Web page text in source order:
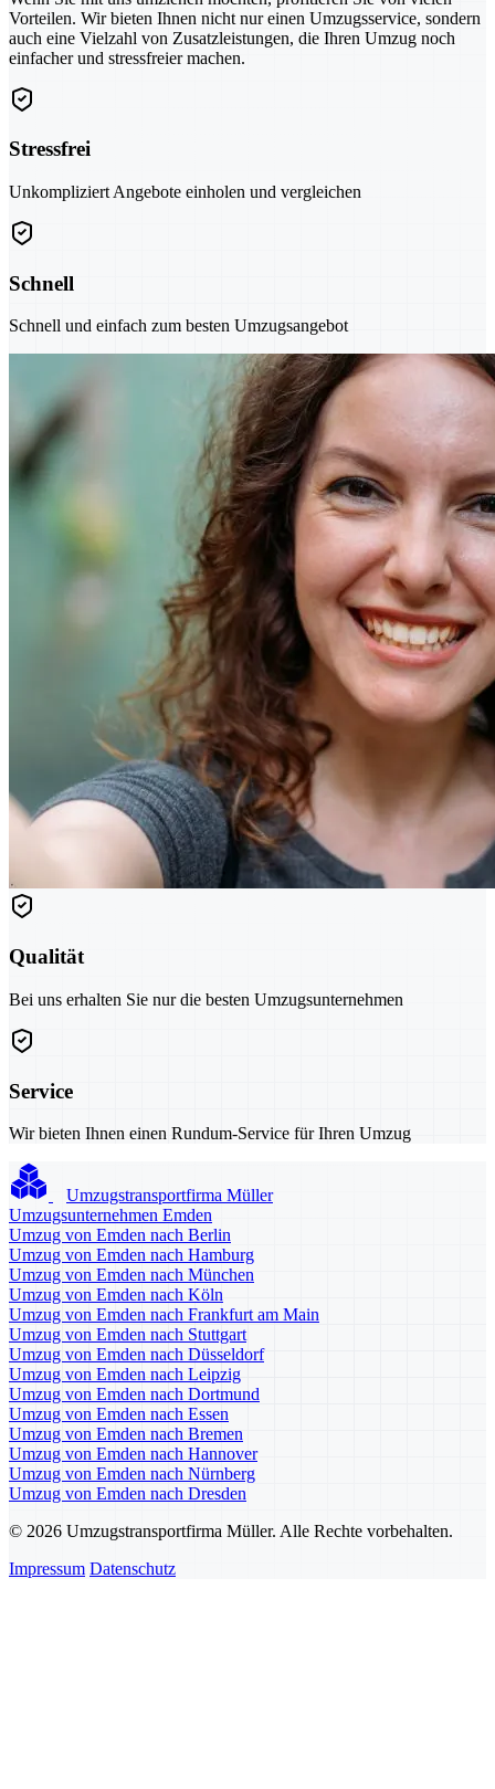
Vorteilen. Wir bieten Ihnen nicht nur einen Umzugsservice, sondern
auch eine Vielzahl von Zusatzleistungen, die Ihren Umzug noch
einfacher und stressfreier machen.
Stressfrei
Unkompliziert Angebote einholen und vergleichen
Schnell
Schnell und einfach zum besten Umzugsangebot
Qualität
Bei uns erhalten Sie nur die besten Umzugsunternehmen
Service
Wir bieten Ihnen einen Rundum-Service für Ihren Umzug
Umzugstransportfirma Müller
Umzugsunternehmen Emden
Umzug von Emden nach Berlin
Umzug von Emden nach Hamburg
Umzug von Emden nach München
Umzug von Emden nach Köln
Umzug von Emden nach Frankfurt am Main
Umzug von Emden nach Stuttgart
Umzug von Emden nach Düsseldorf
Umzug von Emden nach Leipzig
Umzug von Emden nach Dortmund
Umzug von Emden nach Essen
Umzug von Emden nach Bremen
Umzug von Emden nach Hannover
Umzug von Emden nach Nürnberg
Umzug von Emden nach Dresden
© 2026 Umzugstransportfirma Müller. Alle Rechte vorbehalten.
Impressum Datenschutz